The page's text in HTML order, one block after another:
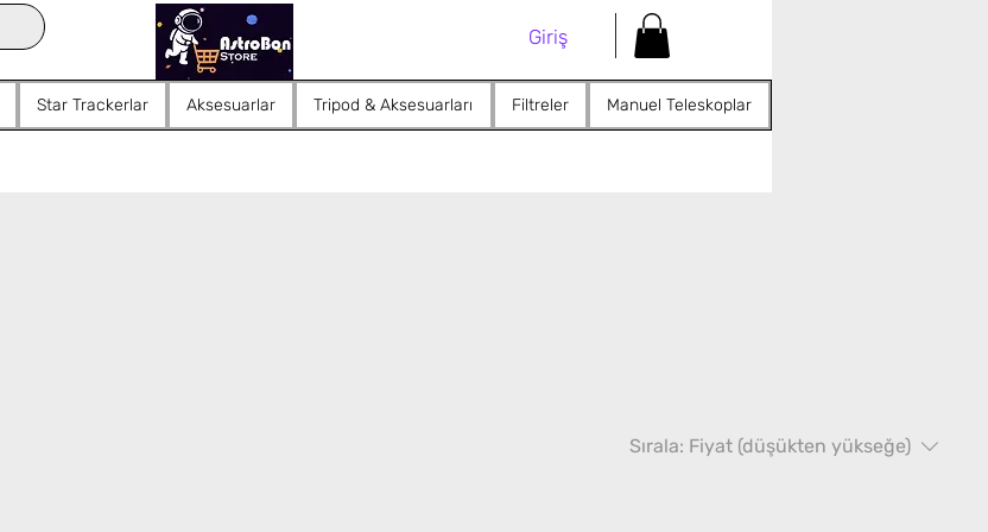
Giriş
Star Trackerlar Aksesuarlar Tripod & Aksesuarları Filtreler Manuel Teleskoplar
Sırala: Fiyat (düşükten yükseğe)